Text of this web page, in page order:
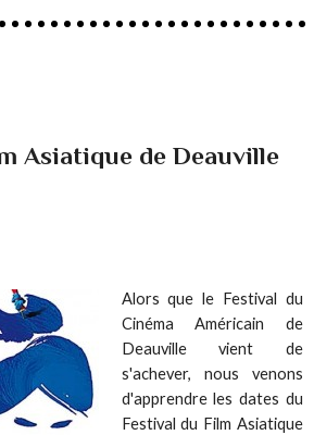
Asiatique de Deauville
Alors que le Festival du
Cinéma Américain de
Deauville vient de
s'achever, nous venons
d'apprendre les dates du
Festival du Film Asiatique